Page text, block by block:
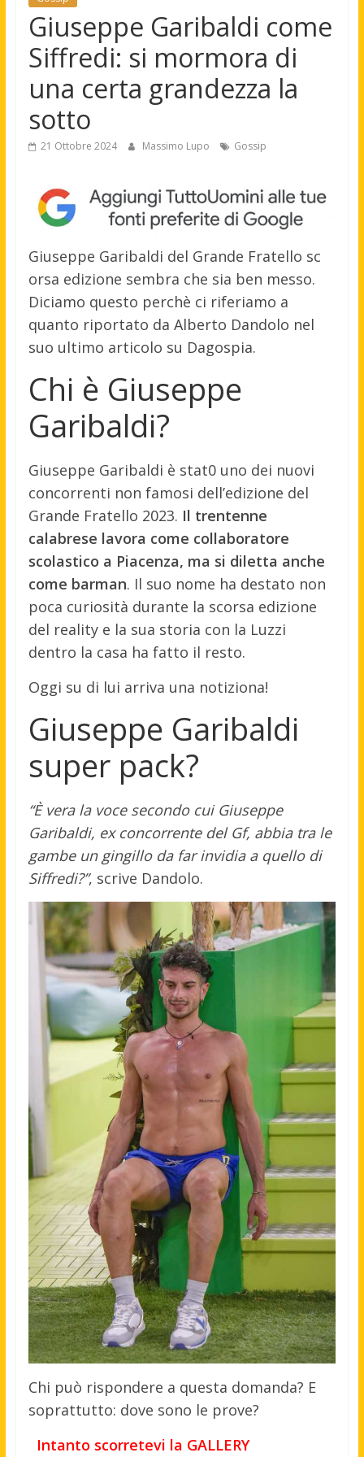
Giuseppe Garibaldi come
Siffredi: si mormora di
una certa grandezza la
sotto
21 Ottobre 2024 Massimo Lupo Gossip
Giuseppe Garibaldi del Grande Fratello sc
orsa edizione sembra che sia ben messo.
Diciamo questo perchè ci riferiamo a
quanto riportato da Alberto Dandolo nel
suo ultimo articolo su Dagospia.
Chi è Giuseppe
Garibaldi?
Giuseppe Garibaldi è stat0 uno dei nuovi
concorrenti non famosi dell’edizione del
Grande Fratello 2023. Il trentenne
calabrese lavora come collaboratore
scolastico a Piacenza, ma si diletta anche
come barman. Il suo nome ha destato non
poca curiosità durante la scorsa edizione
del reality e la sua storia con la Luzzi
dentro la casa ha fatto il resto.
Oggi su di lui arriva una notiziona!
Giuseppe Garibaldi
super pack?
“È vera la voce secondo cui Giuseppe
Garibaldi, ex concorrente del Gf, abbia tra le
gambe un gingillo da far invidia a quello di
Siffredi?”, scrive Dandolo.
Chi può rispondere a questa domanda? E
soprattutto: dove sono le prove?
Intanto scorretevi la GALLERY